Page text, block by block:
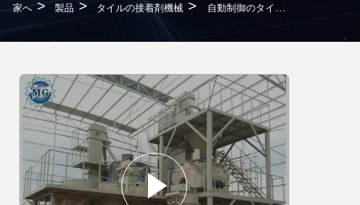
家へ > 製品 > タイルの接着剤機械 > 自動制御のタイルの付着力の製造工場乾燥した乳鉢の混合植物